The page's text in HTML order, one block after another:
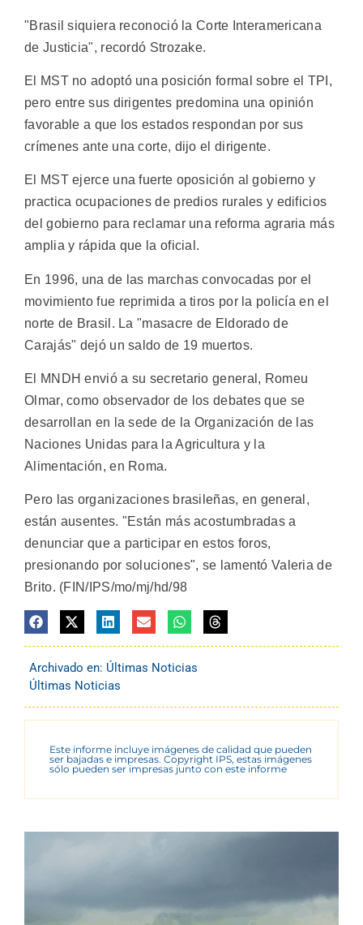
"Brasil siquiera reconoció la Corte Interamericana
de Justicia", recordó Strozake.
El MST no adoptó una posición formal sobre el TPI,
pero entre sus dirigentes predomina una opinión
favorable a que los estados respondan por sus
crímenes ante una corte, dijo el dirigente.
El MST ejerce una fuerte oposición al gobierno y
practica ocupaciones de predios rurales y edificios
del gobierno para reclamar una reforma agraria más
amplia y rápida que la oficial.
En 1996, una de las marchas convocadas por el
movimiento fue reprimida a tiros por la policía en el
norte de Brasil. La "masacre de Eldorado de
Carajás" dejó un saldo de 19 muertos.
El MNDH envió a su secretario general, Romeu
Olmar, como observador de los debates que se
desarrollan en la sede de la Organización de las
Naciones Unidas para la Agricultura y la
Alimentación, en Roma.
Pero las organizaciones brasileñas, en general,
están ausentes. "Están más acostumbradas a
denunciar que a participar en estos foros,
presionando por soluciones", se lamentó Valeria de
Brito. (FIN/IPS/mo/mj/hd/98
Archivado en: Últimas Noticias
Últimas Noticias
Este informe incluye imágenes de calidad que pueden
ser bajadas e impresas. Copyright IPS, estas imágenes
sólo pueden ser impresas junto con este informe